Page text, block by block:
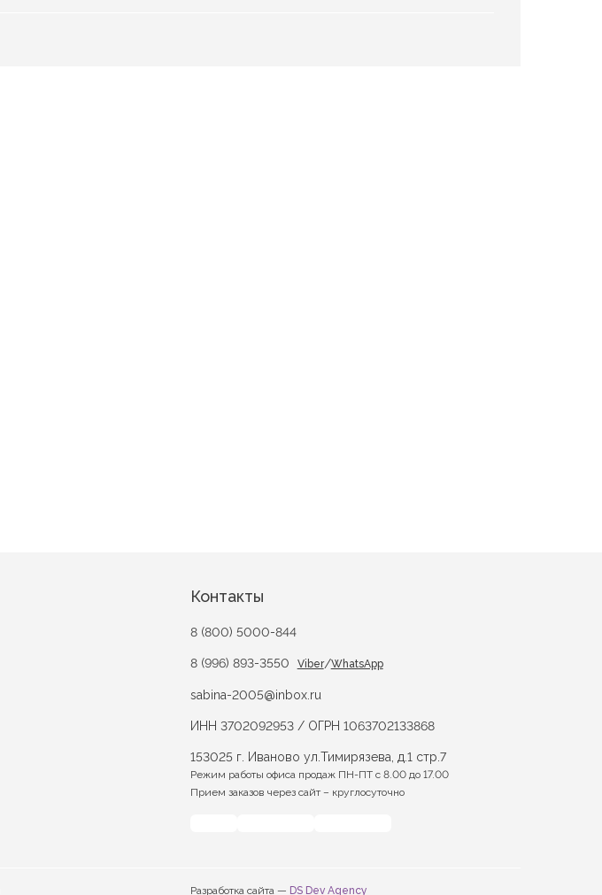
Контакты
8 (800) 5000-844
8 (996) 893-3550 Viber/WhatsApp
sabina-2005@inbox.ru
ИНН 3702092953 / ОГРН 1063702133868
153025 г. Иваново ул.Тимирязева, д.1 стр.7
Режим работы офиса продаж ПН-ПТ с 8.00 до 17.00
Прием заказов через сайт – круглосуточно
Разработка сайта — DS Dev Agency